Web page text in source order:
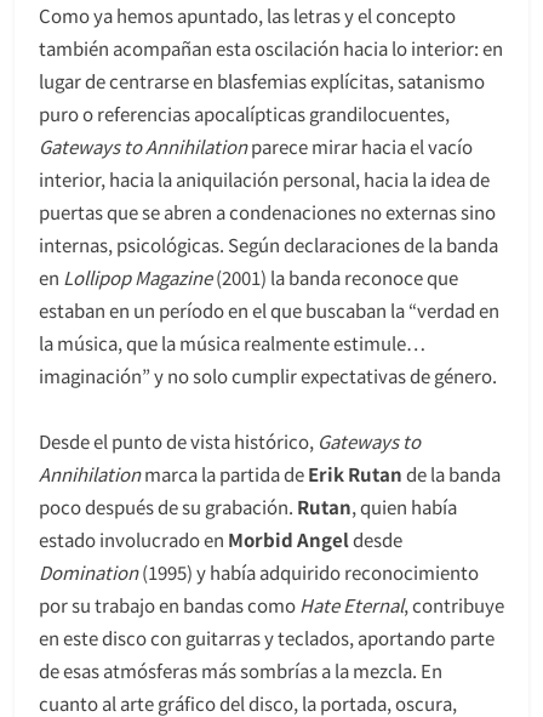
Como ya hemos apuntado, las letras y el concepto
también acompañan esta oscilación hacia lo interior: en
lugar de centrarse en blasfemias explícitas, satanismo
puro o referencias apocalípticas grandilocuentes,
Gateways to Annihilationparece mirar hacia el vacío
interior, hacia la aniquilación personal, hacia la idea de
puertas que se abren a condenaciones no externas sino
internas, psicológicas. Según declaraciones de la banda
en Lollipop Magazine(2001) la banda reconoce que
estaban en un período en el que buscaban la “verdad en
la música, que la música realmente estimule…
imaginación” y no solo cumplir expectativas de género.
Desde el punto de vista histórico, Gateways to
Annihilationmarca la partida deErik Rutande la banda
poco después de su grabación. Rutan, quien había
estado involucrado en Morbid Angeldesde
Domination(1995) y había adquirido reconocimiento
por su trabajo en bandas como Hate Eternal, contribuye
en este disco con guitarras y teclados, aportando parte
de esas atmósferas más sombrías a la mezcla. En
cuanto al arte gráfico del disco, la portada, oscura,